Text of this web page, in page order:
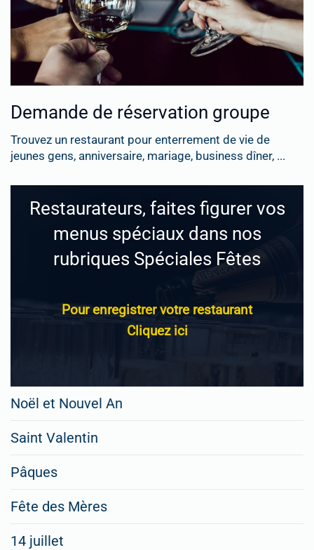
Demande de réservation groupe
Trouvez un restaurant pour enterrement de vie de
jeunes gens, anniversaire, mariage, business dîner, ...
Restaurateurs, faites figurer vos
menus spéciaux dans nos
rubriques Spéciales Fêtes
Pour enregistrer votre restaurant
Cliquez ici
Noël et Nouvel An
Saint Valentin
Pâques
Fête des Mères
14 juillet